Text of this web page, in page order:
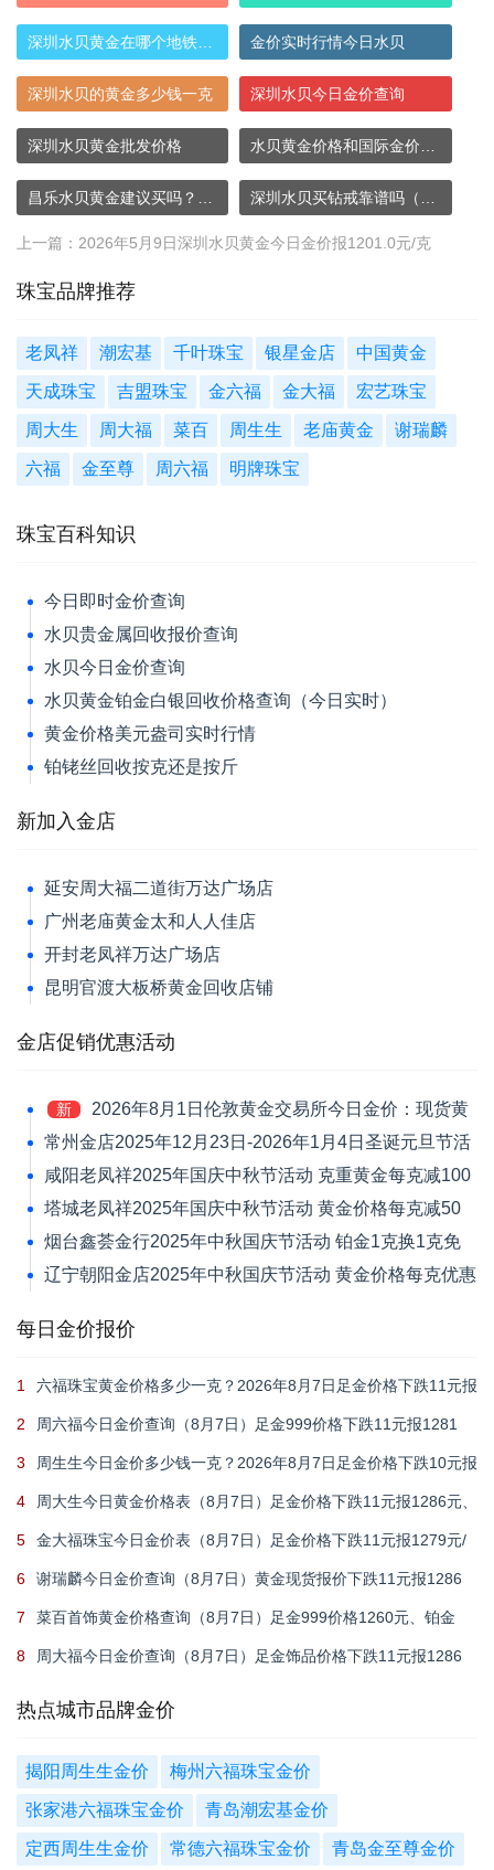
金价实时行情今日水贝
深圳水贝的黄金多少钱一克 深圳水贝今日金价查询
深圳水贝黄金批发价格
上一篇： 2026年5月9日深圳水贝黄金今日金价报1201.0元/克
珠宝品牌推荐
老凤祥 潮宏基 千叶珠宝 银星金店 中国黄金
天成珠宝 吉盟珠宝 金六福 金大福 宏艺珠宝
周大生 周大福 菜百 周生生 老庙黄金 谢瑞麟
六福 金至尊 周六福 明牌珠宝
珠宝百科知识
今日即时金价查询
水贝贵金属回收报价查询
水贝今日金价查询
水贝黄金铂金白银回收价格查询（今日实时）
黄金价格美元盎司实时行情
铂铑丝回收按克还是按斤
新加入金店
延安周大福二道街万达广场店
广州老庙黄金太和人人佳店
开封老凤祥万达广场店
昆明官渡大板桥黄金回收店铺
金店促销优惠活动
新
2026年8月1日伦敦黄金交易所今日金价：现货黄
金跌1.39%报4046.42美元/盎司
常州金店2025年12月23日-2026年1月4日圣诞元旦节活
动 黄金价格每克减120元
咸阳老凤祥2025年国庆中秋节活动 克重黄金每克减100
元
塔城老凤祥2025年国庆中秋节活动 黄金价格每克减50
元
烟台鑫荟金行2025年中秋国庆节活动 铂金1克换1克免
新品工艺费
辽宁朝阳金店2025年中秋国庆节活动 黄金价格每克优惠
每日金价报价
1
六福珠宝黄金价格多少一克？2026年8月7日足金价格下跌11元报
2
周六福今日金价查询（8月7日）足金999价格下跌11元报1281
3
周生生今日金价多少钱一克？2026年8月7日足金价格下跌10元报
4
周大生今日黄金价格表（8月7日）足金价格下跌11元报1286元、
5
金大福珠宝今日金价表（8月7日）足金价格下跌11元报1279元/
6
谢瑞麟今日金价查询（8月7日）黄金现货报价下跌11元报1286
7
菜百首饰黄金价格查询（8月7日）足金999价格1260元、铂金
8
周大福今日金价查询（8月7日）足金饰品价格下跌11元报1286
热点城市品牌金价
揭阳周生生金价 梅州六福珠宝金价
张家港六福珠宝金价 青岛潮宏基金价
定西周生生金价 常德六福珠宝金价 青岛金至尊金价